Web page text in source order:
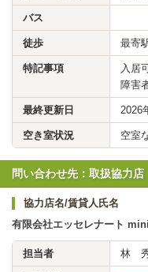
バス
徒歩 最寄
特記事項
入居
障害
最終更新日 2026
空き室状況 空室
問い合わせ先：取扱協力店
協力店名/賃貸人氏名
有限会社エッセレナート
担当者 林